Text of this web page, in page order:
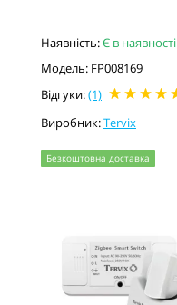
Наявність:Є в наявності
Модель: FP008169
Відгуки:(1)
Виробник:Tervix
Безкоштовна доставка